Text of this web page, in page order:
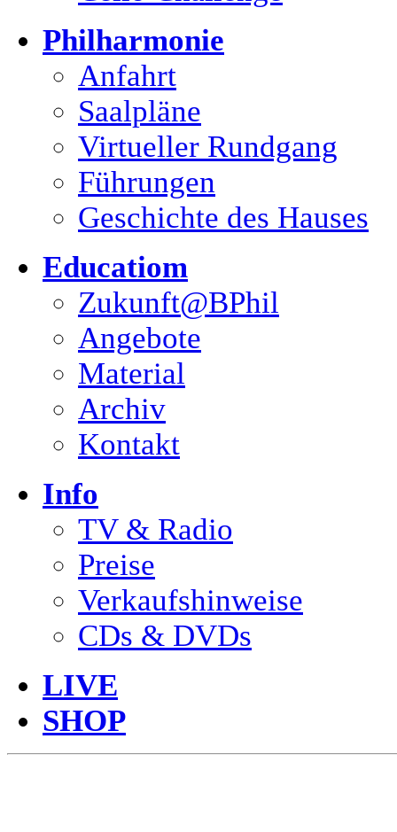
Philharmonie
Anfahrt
Saalpläne
Virtueller Rundgang
Führungen
Geschichte des Hauses
Educatiom
Zukunft@BPhil
Angebote
Material
Archiv
Kontakt
Info
TV & Radio
Preise
Verkaufshinweise
CDs & DVDs
LIVE
SHOP